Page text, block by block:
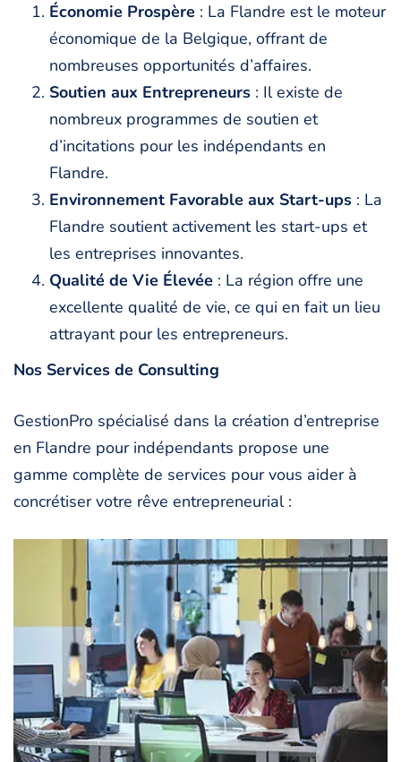
Économie Prospère : La Flandre est le moteur
économique de la Belgique, offrant de
nombreuses opportunités d’affaires.
Soutien aux Entrepreneurs : Il existe de
nombreux programmes de soutien et
d’incitations pour les indépendants en
Flandre.
Environnement Favorable aux Start-ups : La
Flandre soutient activement les start-ups et
les entreprises innovantes.
Qualité de Vie Élevée : La région offre une
excellente qualité de vie, ce qui en fait un lieu
attrayant pour les entrepreneurs.
Nos Services de Consulting
GestionPro spécialisé dans la création d’entreprise
en Flandre pour indépendants propose une
gamme complète de services pour vous aider à
concrétiser votre rêve entrepreneurial :